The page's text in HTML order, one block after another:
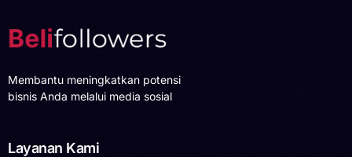
Membantu meningkatkan potensi
bisnis Anda melalui media sosial
Layanan Kami